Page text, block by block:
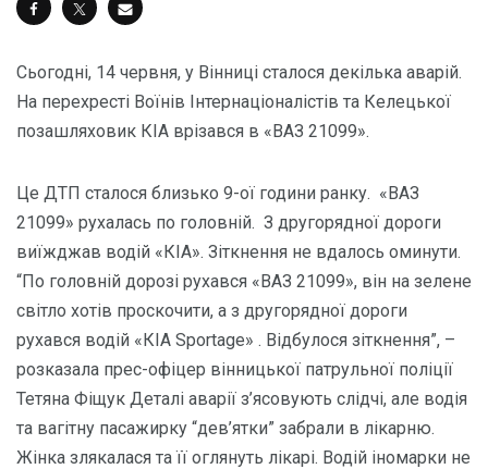
Сьогодні, 14 червня, у Вінниці сталося декілька аварій.
На перехресті Воїнів Інтернаціоналістів та Келецької
позашляховик КІА врізався в «ВАЗ 21099».
Це ДТП сталося близько 9-ої години ранку. «ВАЗ
21099» рухалась по головній. З другорядної дороги
виїжджав водій «КІА». Зіткнення не вдалось оминути.
“По головній дорозі рухався «ВАЗ 21099», він на зелене
світло хотів проскочити, а з другорядної дороги
рухався водій «КІА Sportage» . Відбулося зіткнення”, –
розказала прес-офіцер вінницької патрульної поліції
Тетяна Фіщук Деталі аварії з’ясовують слідчі, але водія
та вагітну пасажирку “дев’ятки” забрали в лікарню.
Жінка злякалася та її оглянуть лікарі. Водій іномарки не